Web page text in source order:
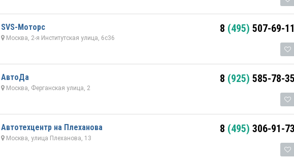
SVS-Моторс
Москва, 2-я Институтская улица, 6с36
8 (495) 507-69-11
АвтоДа
Москва, Ферганская улица, 2
8 (925) 585-78-35
Автотехцентр на Плеханова
Москва, улица Плеханова, 13
8 (495) 306-91-73